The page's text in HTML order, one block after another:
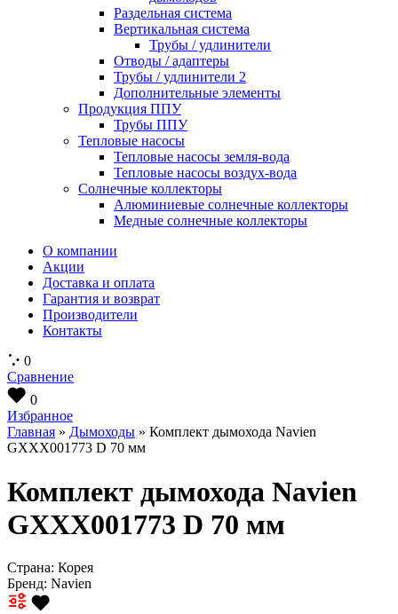
Раздельная система
Вертикальная система
Трубы / удлинители
Отводы / адаптеры
Трубы / удлинители 2
Дополнительные элементы
Продукция ППУ
Трубы ППУ
Тепловые насосы
Тепловые насосы земля-вода
Тепловые насосы воздух-вода
Солнечные коллекторы
Алюминиевые солнечные коллекторы
Медные солнечные коллекторы
О компании
Акции
Доставка и оплата
Гарантия и возврат
Производители
Контакты
0
Сравнение
0
Избранное
Главная » Дымоходы » Комплект дымохода Navien
GXXX001773 D 70 мм
Комплект дымохода Navien
GXXX001773 D 70 мм
Страна: Корея
Бренд: Navien